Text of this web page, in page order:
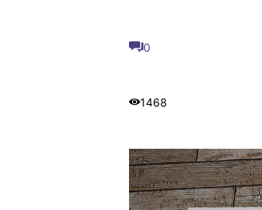
0
1468